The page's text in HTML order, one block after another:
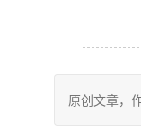
原创文章，